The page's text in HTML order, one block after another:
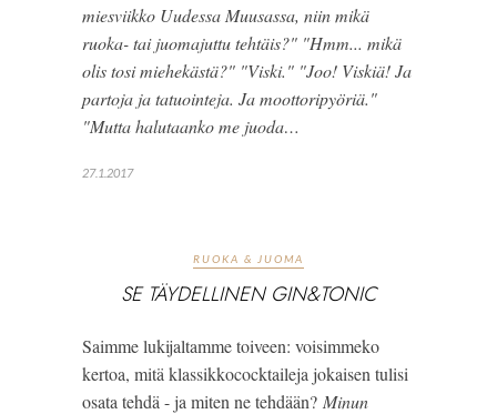
miesviikko Uudessa Muusassa, niin mikä
ruoka- tai juomajuttu tehtäis?" "Hmm... mikä
olis tosi miehekästä?" "Viski." "Joo! Viskiä! Ja
partoja ja tatuointeja. Ja moottoripyöriä."
"Mutta halutaanko me juoda…
27.1.2017
RUOKA & JUOMA
SE TÄYDELLINEN GIN&TONIC
Saimme lukijaltamme toiveen: voisimmeko
kertoa, mitä klassikkococktaileja jokaisen tulisi
osata tehdä - ja miten ne tehdään? Minun